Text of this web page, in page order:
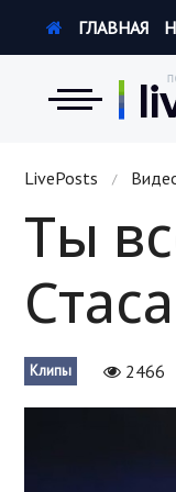
Новости
Экономика
Происшествия
Россия
ГЛАВНАЯ
LivePosts /
Ты
Клипы 2466